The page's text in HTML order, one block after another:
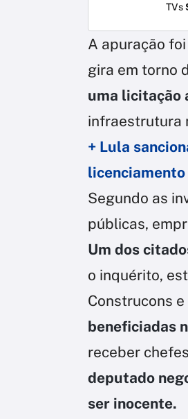
TVs
A apuração
gira em torno
uma licitação
infraestrutura
+ Lula
Segundo as
públicas,
Um dos
o inquérito,
Construcons e
beneficiadas
receber
deputado
ser inocente.